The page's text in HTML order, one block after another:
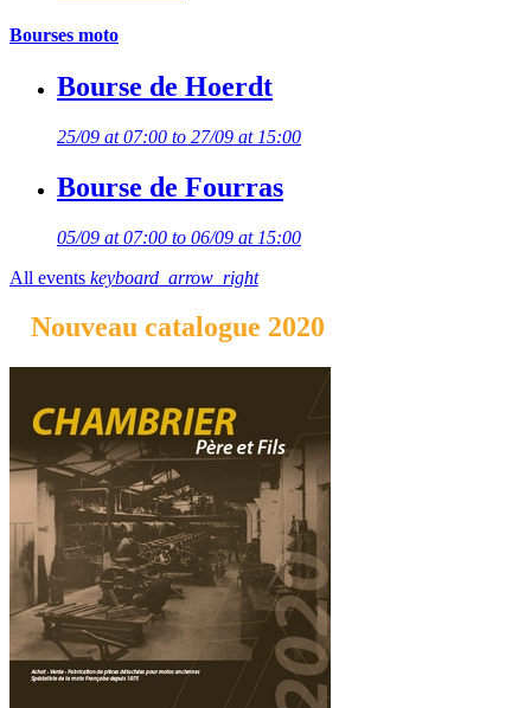
Bourses moto
Bourse de Hoerdt
25/09 at 07:00 to 27/09 at 15:00
Bourse de Fourras
05/09 at 07:00 to 06/09 at 15:00
All events keyboard_arrow_right
Nouveau catalogue 2020